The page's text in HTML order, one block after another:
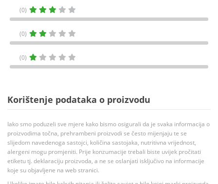
(0)
(0)
(0)
Korištenje podataka o proizvodu
Iako smo poduzeli sve mjere kako bismo osigurali da je svaka informacija o
proizvodima točna, prehrambeni proizvodi se često mijenjaju te se
slijedom navedenoga sastojci, količina sastojaka, nutritivna vrijednost,
alergeni mogu promjeniti. Prije konzumacije trebali biste uvijek pročitati
etiketu tj. deklaraciju proizvoda, a ne se oslanjati isključivo na informacije
koje su objavljene na web stranici.